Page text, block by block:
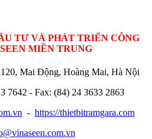
TƯ VÀ PHÁT TRIỂN CÔNG
MIỀN TRUNG
Mai Động, Hoàng Mai, Hà Nội
7642 - Fax: (84) 24 3633 2863
- https://thietbitramgara.com